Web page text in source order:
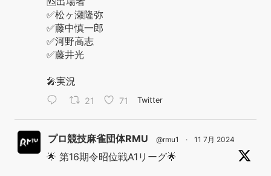
✅松ヶ瀬隆弥
✅藤中慎一郎
✅河野高志
✅藤井光
🎤実況
21 71 Twitter
プロ競技麻雀団体RMU @rmu1 · 11 7月 2024
🌟 第16期令昭位戦A1リーグ🌟